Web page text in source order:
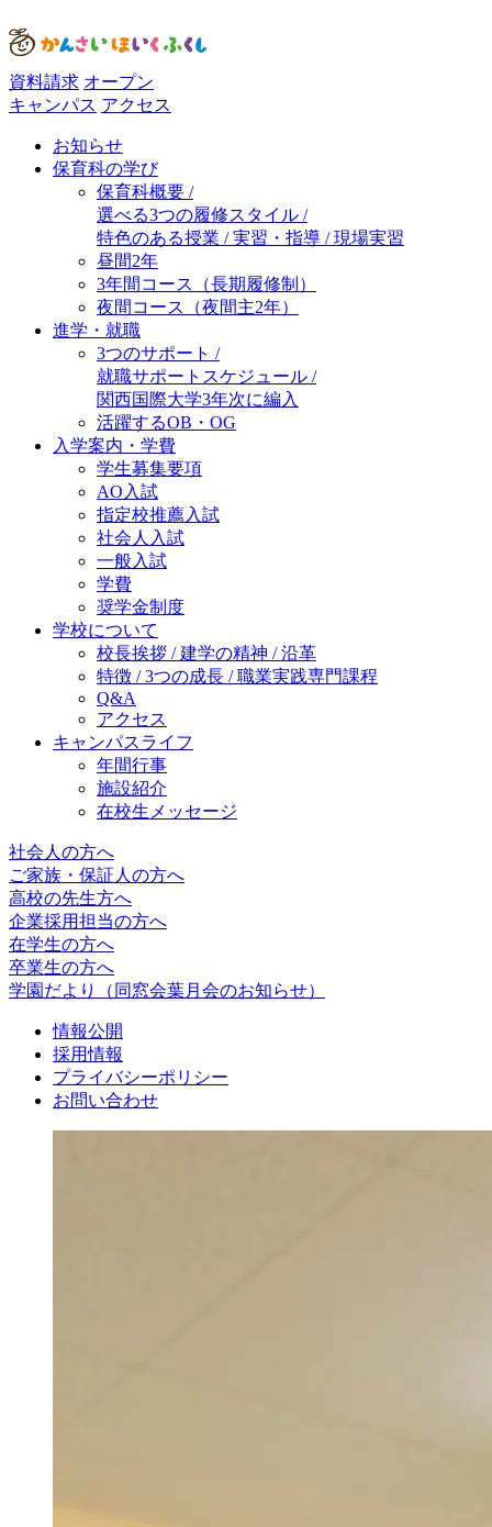
資料請求 オープン
キャンパス アクセス
お知らせ
保育科の学び
保育科概要 /
選べる3つの履修スタイル /
特色のある授業 / 実習・指導 / 現場実習
昼間2年
3年間コース（長期履修制）
夜間コース（夜間主2年）
進学・就職
3つのサポート /
就職サポートスケジュール /
関西国際大学3年次に編入
活躍するOB・OG
入学案内・学費
学生募集要項
AO入試
指定校推薦入試
社会人入試
一般入試
学費
奨学金制度
学校について
校長挨拶 / 建学の精神 / 沿革
特徴 / 3つの成長 / 職業実践専門課程
Q&A
アクセス
キャンパスライフ
年間行事
施設紹介
在校生メッセージ
社会人の方へ
ご家族・保証人の方へ
高校の先生方へ
企業採用担当の方へ
在学生の方へ
卒業生の方へ
学園だより
（同窓会葉月会のお知らせ）
情報公開
採用情報
プライバシーポリシー
お問い合わせ